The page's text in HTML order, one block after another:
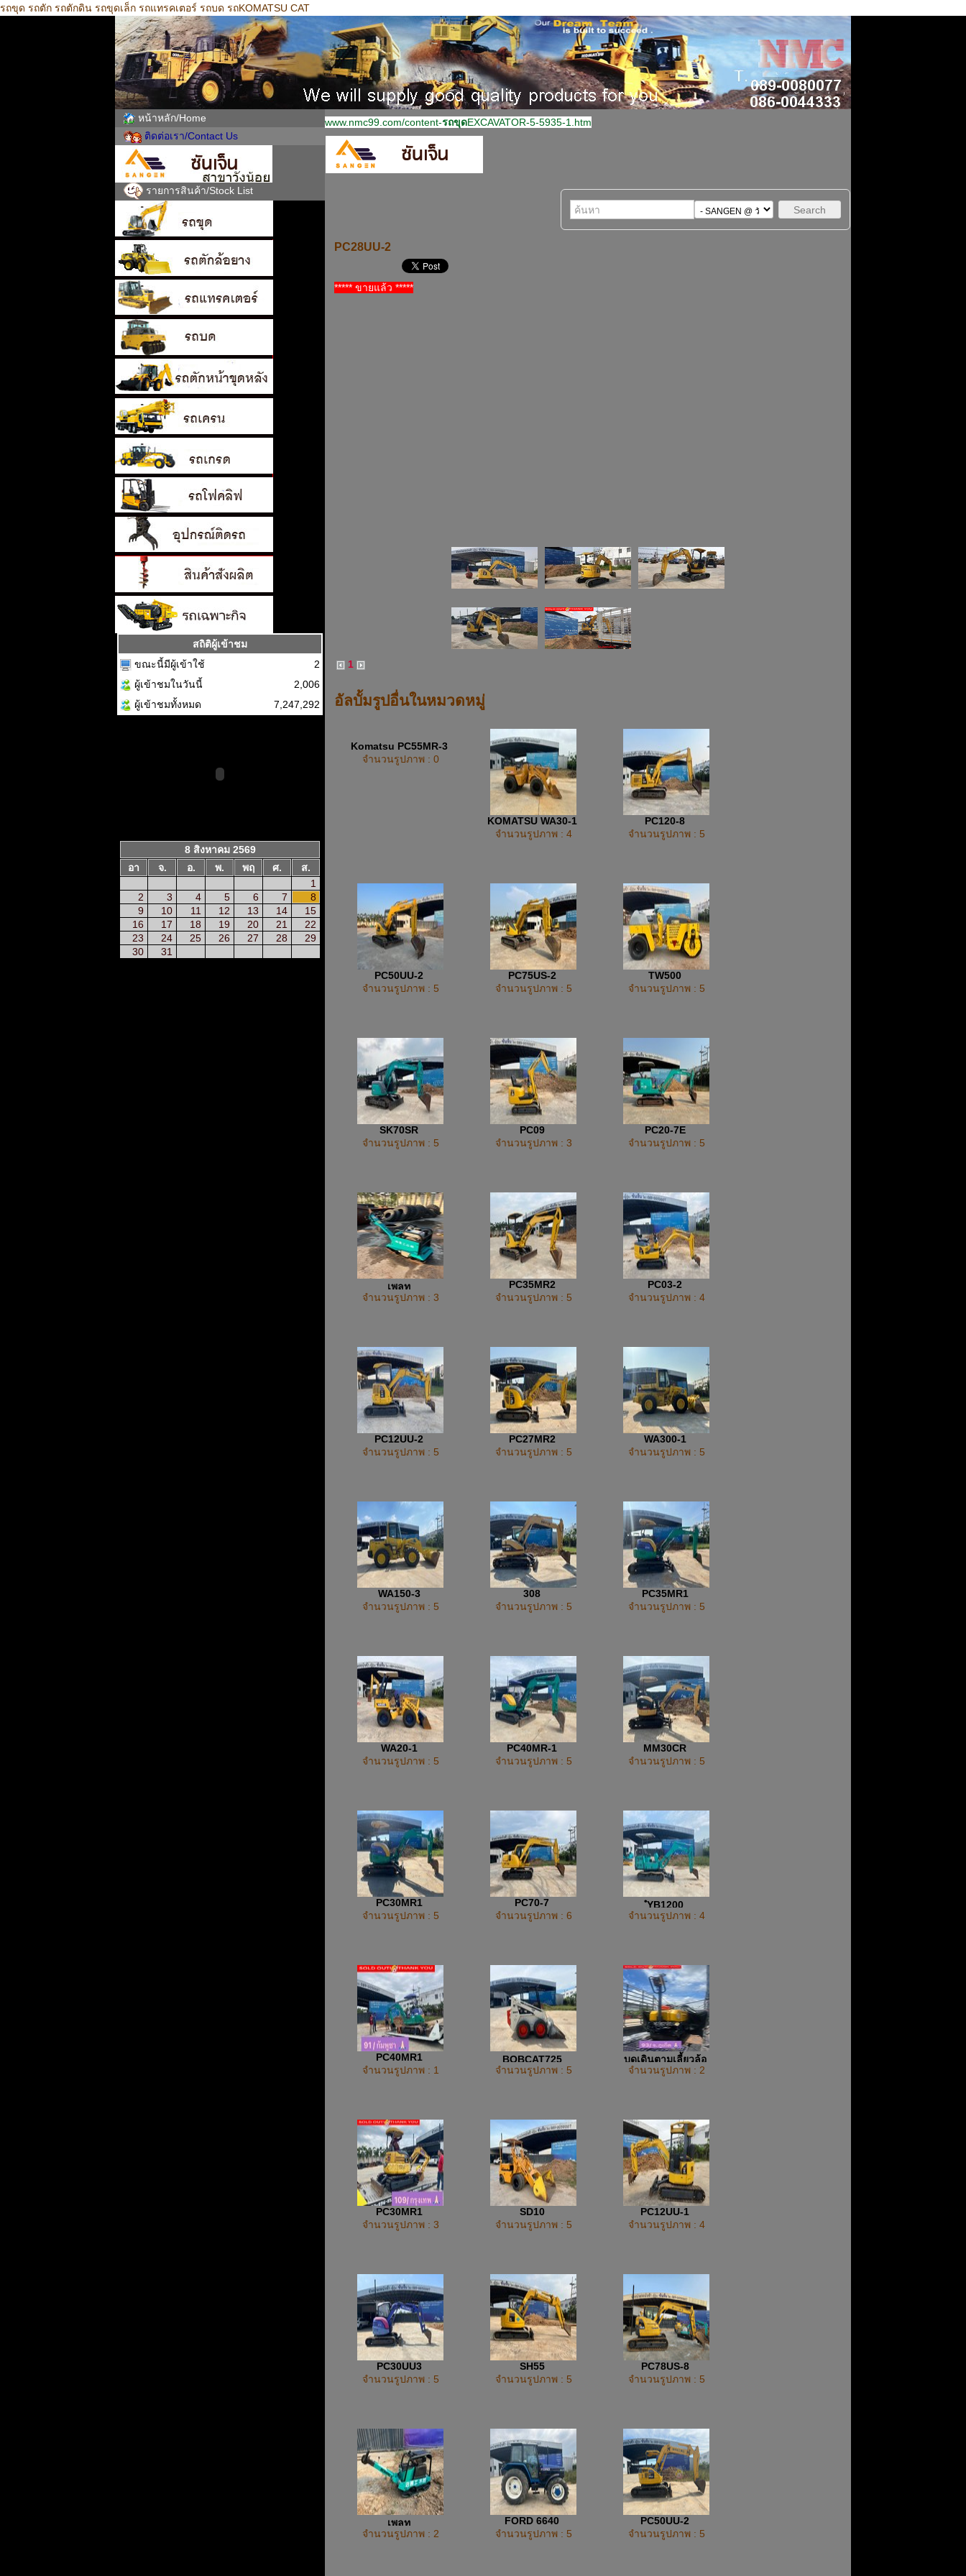
รถขุด รถตัก รถตักดิน รถขุดเล็ก รถแทรคเตอร์ รถบด รถKOMATSU CAT
หน้าหลัก/Home
ติดต่อเรา/Contact Us
รายการสินค้า/Stock List
สถิติผู้เข้าชม
ขณะนี้มีผู้เข้าใช้
2
ผู้เข้าชมในวันนี้
2,006
ผู้เข้าชมทั้งหมด
7,247,292
8 สิงหาคม 2569
อา
จ. อ. พ. พฤ ศ.
ส.
1
2
3 4 5 6 7
8
9
10 11 12 13 14
15
16
17 18 19 20 21
22
23
24 25 26 27 28
29
30
31
www.nmc99.com/content-รถขุดEXCAVATOR-5-5935-1.htm
Search
PC28UU-2
***** ขายแล้ว *****
1
อัลบั้มรูปอื่นในหมวดหมู่
Komatsu PC55MR-3
จำนวนรูปภาพ : 0
KOMATSU WA30-1
จำนวนรูปภาพ : 4
PC120-8
จำนวนรูปภาพ : 5
PC50UU-2
จำนวนรูปภาพ : 5
PC75US-2
จำนวนรูปภาพ : 5
TW500
จำนวนรูปภาพ : 5
SK70SR
จำนวนรูปภาพ : 5
PC09
จำนวนรูปภาพ : 3
PC20-7E
จำนวนรูปภาพ : 5
เพลท
จำนวนรูปภาพ : 3
PC35MR2
จำนวนรูปภาพ : 5
PC03-2
จำนวนรูปภาพ : 4
PC12UU-2
จำนวนรูปภาพ : 5
PC27MR2
จำนวนรูปภาพ : 5
WA300-1
จำนวนรูปภาพ : 5
WA150-3
จำนวนรูปภาพ : 5
308
จำนวนรูปภาพ : 5
PC35MR1
จำนวนรูปภาพ : 5
WA20-1
จำนวนรูปภาพ : 5
PC40MR-1
จำนวนรูปภาพ : 5
MM30CR
จำนวนรูปภาพ : 5
PC30MR1
จำนวนรูปภาพ : 5
PC70-7
จำนวนรูปภาพ : 6
ํฺYB1200
จำนวนรูปภาพ : 4
PC40MR1
จำนวนรูปภาพ : 1
ฺBOBCAT725
จำนวนรูปภาพ : 5
บดเดินตามเลี้ยวล้อ
จำนวนรูปภาพ : 2
PC30MR1
จำนวนรูปภาพ : 3
SD10
จำนวนรูปภาพ : 5
PC12UU-1
จำนวนรูปภาพ : 4
PC30UU3
จำนวนรูปภาพ : 5
SH55
จำนวนรูปภาพ : 5
PC78US-8
จำนวนรูปภาพ : 5
เพลท
จำนวนรูปภาพ : 2
FORD 6640
จำนวนรูปภาพ : 5
PC50UU-2
จำนวนรูปภาพ : 5